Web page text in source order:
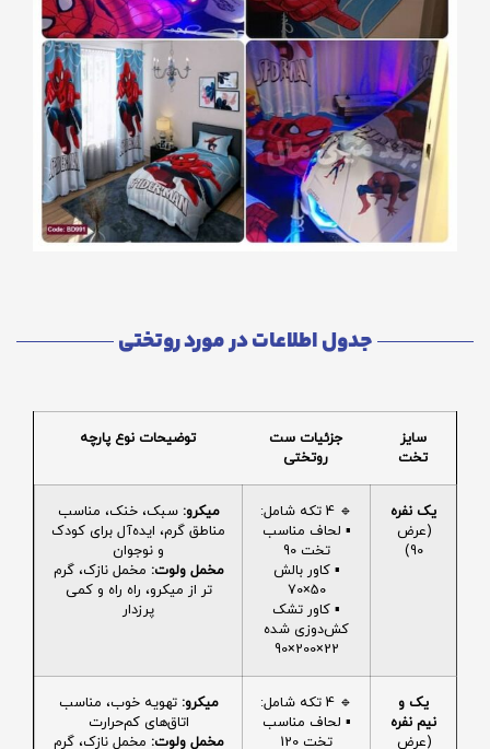
جدول اطلاعات در مورد روتختی
سایز
تخت
جزئیات ست
روتختی
توضیحات نوع پارچه
یک نفره
(عرض
90)
🔹 4 تکه شامل:
▪️ لحاف مناسب
تخت 90
▪️ کاور بالش
50×70
▪️ کاور تشک
کش‌دوزی شده
22×200×90
میکرو: سبک، خنک، مناسب
مناطق گرم، ایده‌آل برای کودک
و نوجوان
مخمل ولوت: مخمل نازک، گرم
تر از میکرو، راه راه و کمی
پرزدار
یک و
نیم نفره
(عرض
🔹 4 تکه شامل:
▪️ لحاف مناسب
تخت 120
میکرو: تهویه خوب، مناسب
اتاق‌های کم‌حرارت
مخمل ولوت: مخمل نازک، گرم